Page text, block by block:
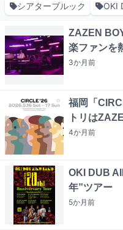
シアターブルック
OKI
ZAZEN
楽ファンを
3か月前
福岡「
トリは
4か月前
OKI DUB
年”ツアー
5か月前